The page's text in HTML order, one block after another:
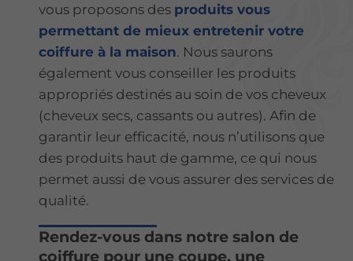
vous proposons des produits vous
permettant de mieux entretenir votre
coiffure à la maison. Nous saurons
également vous conseiller les produits
appropriés destinés au soin de vos cheveux
(cheveux secs, cassants ou autres). Afin de
garantir leur efficacité, nous n’utilisons que
des produits haut de gamme, ce qui nous
permet aussi de vous assurer des services de
qualité.
Rendez-vous dans notre salon de
coiffure pour une coupe, une